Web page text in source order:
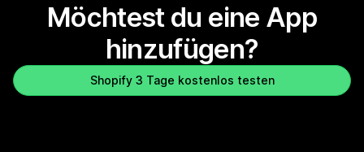
Möchtest du eine App
hinzufügen?
Shopify 3 Tage kostenlos testen